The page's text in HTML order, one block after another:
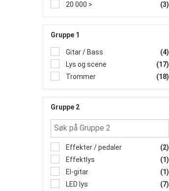
20 000 >
(3)
Gruppe 1
Gitar / Bass
(4)
Lys og scene
(17)
Trommer
(18)
Gruppe 2
Effekter / pedaler
(2)
Effektlys
(1)
El-gitar
(1)
LED lys
(7)